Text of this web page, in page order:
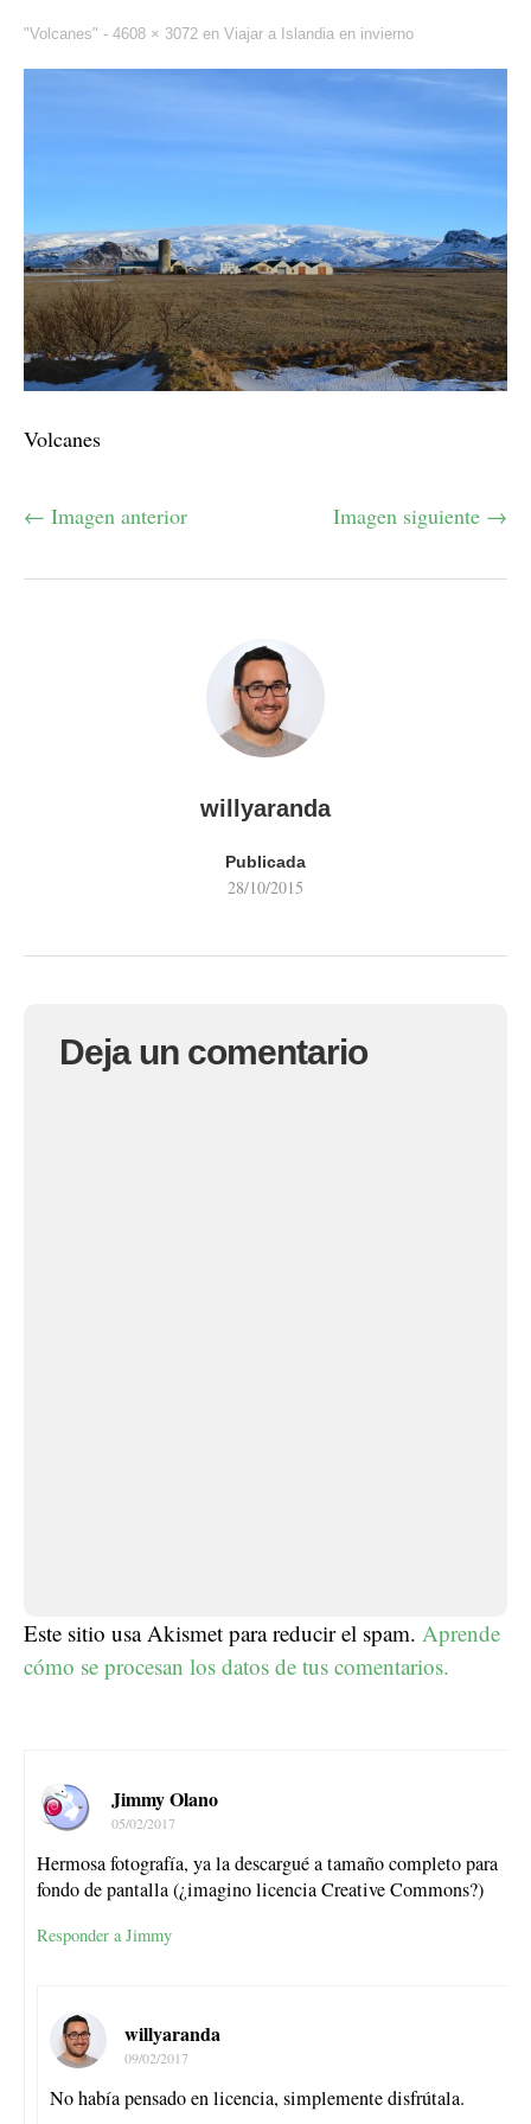
"Volcanes" - 4608 × 3072 en Viajar a Islandia en invierno
Volcanes
← Imagen anterior Imagen siguiente →
willyaranda
Publicada
28/10/2015
Deja un comentario
Este sitio usa Akismet para reducir el spam. Aprende
cómo se procesan los datos de tus comentarios.
Jimmy Olano
05/02/2017
Hermosa fotografía, ya la descargué a tamaño completo para
fondo de pantalla (¿imagino licencia Creative Commons?)
Responder a Jimmy
willyaranda
09/02/2017
No había pensado en licencia, simplemente disfrútala.